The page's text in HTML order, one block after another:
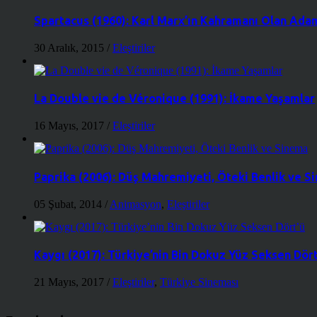
Spartacus (1960): Karl Marx’ın Kahramanı Olan
30 Aralık, 2015 / Eleştiriler
La Double vie de Véronique (1991): İkame Yaşamlar
16 Mayıs, 2017 / Eleştiriler
Paprika (2006): Düş Mahremiyeti, Öteki Benlik ve
05 Şubat, 2014 / Animasyon, Eleştiriler
Kaygı (2017): Türkiye’nin Bin Dokuz Yüz Seksen
21 Mayıs, 2017 / Eleştiriler, Türkiye Sineması